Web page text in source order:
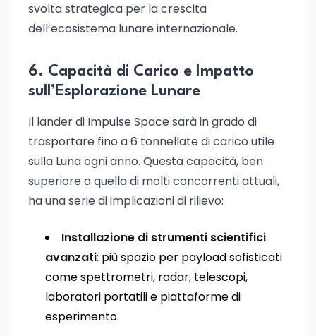
svolta strategica per la crescita
dell’ecosistema lunare internazionale.
6. Capacità di Carico e Impatto
sull’Esplorazione Lunare
Il lander di Impulse Space sarà in grado di
trasportare fino a 6 tonnellate di carico utile
sulla Luna ogni anno. Questa capacità, ben
superiore a quella di molti concorrenti attuali,
ha una serie di implicazioni di rilievo:
Installazione di strumenti scientifici
avanzati: più spazio per payload sofisticati
come spettrometri, radar, telescopi,
laboratori portatili e piattaforme di
esperimento.